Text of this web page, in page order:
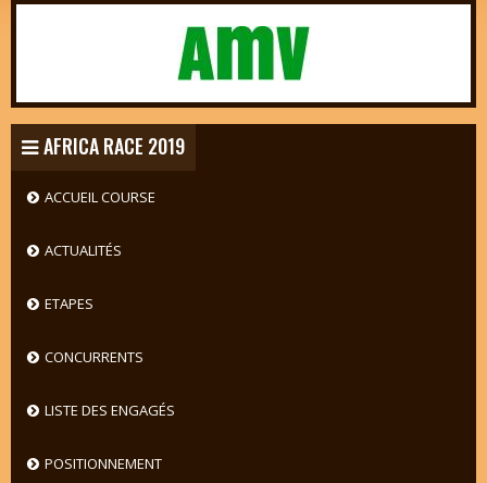
AFRICA RACE 2019
ACCUEIL COURSE
ACTUALITÉS
ETAPES
CONCURRENTS
LISTE DES ENGAGÉS
POSITIONNEMENT